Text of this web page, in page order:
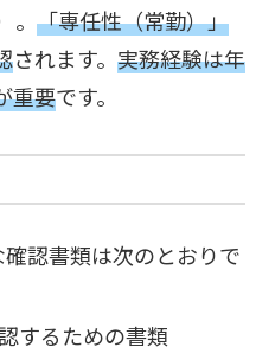
「専任性（常勤）」
されます。 実務経験は年
重要です。
認書類は次のとおりで
するための書類